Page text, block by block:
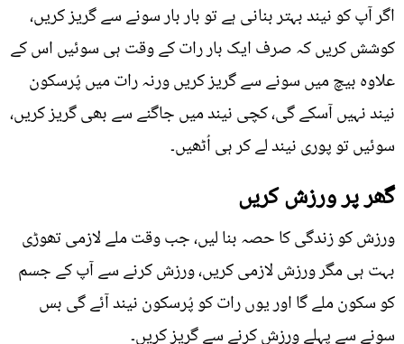
اگر آپ کو نیند بہتر بنانی ہے تو بار بار سونے سے گریز کریں،
کوشش کریں کہ صرف ایک بار رات کے وقت ہی سوئیں اس کے
علاوہ بیچ میں سونے سے گریز کریں ورنہ رات میں پُرسکون
نیند نہیں آسکے گی، کچی نیند میں جاگنے سے بھی گریز کریں،
سوئیں تو پوری نیند لے کر ہی اُٹھیں۔
گھر پر ورزش کریں
ورزش کو زندگی کا حصہ بنا لیں، جب وقت ملے لازمی تھوڑی
بہت ہی مگر ورزش لازمی کریں، ورزش کرنے سے آپ کے جسم
کو سکون ملے گا اور یوں رات کو پُرسکون نیند آئے گی بس
سونے سے پہلے ورزش کرنے سے گریز کریں۔